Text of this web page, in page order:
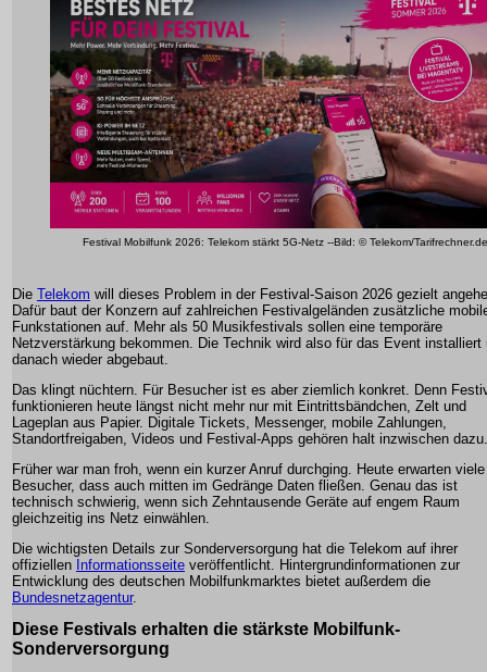
Festival Mobilfunk 2026: Telekom stärkt 5G-Netz --Bild: © Telekom/Tarifrechner.de
Die Telekom will dieses Problem in der Festival-Saison 2026 gezielt
Dafür baut der Konzern auf zahlreichen Festivalgeländen zusätzliche
Funkstationen auf. Mehr als 50 Musikfestivals sollen eine temporäre
Netzverstärkung bekommen. Die Technik wird also für das Event installiert
danach wieder abgebaut.
Das klingt nüchtern. Für Besucher ist es aber ziemlich konkret. Denn
funktionieren heute längst nicht mehr nur mit Eintrittsbändchen, Zelt und
Lageplan aus Papier. Digitale Tickets, Messenger, mobile Zahlungen,
Standortfreigaben, Videos und Festival-Apps gehören halt inzwischen dazu.
Früher war man froh, wenn ein kurzer Anruf durchging. Heute erwarten viele
Besucher, dass auch mitten im Gedränge Daten fließen. Genau das ist
technisch schwierig, wenn sich Zehntausende Geräte auf engem Raum
gleichzeitig ins Netz einwählen.
Die wichtigsten Details zur Sonderversorgung hat die Telekom auf ihrer
offiziellen Informationsseite veröffentlicht. Hintergrundinformationen zur
Entwicklung des deutschen Mobilfunkmarktes bietet außerdem die
Bundesnetzagentur.
Diese Festivals erhalten die stärkste Mobilfunk-
Sonderversorgung